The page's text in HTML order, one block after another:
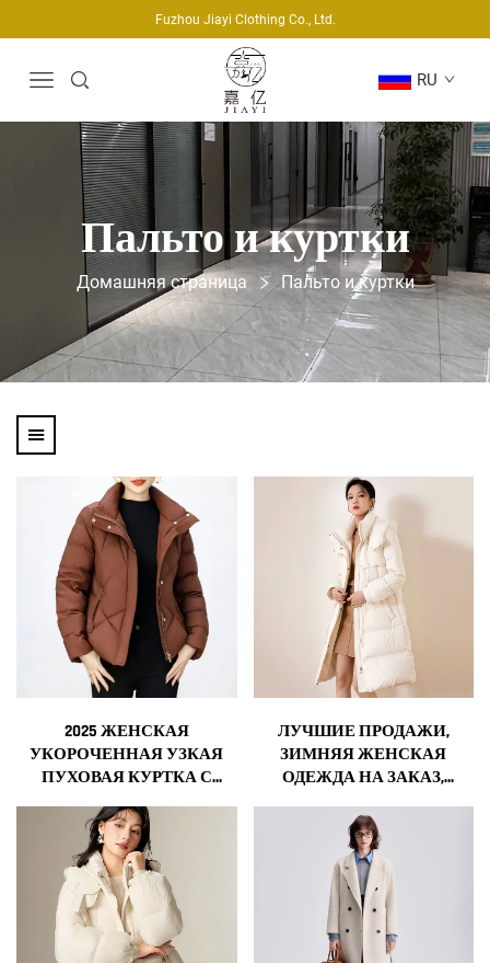
Fuzhou Jiayi Clothing Co., Ltd.
RU
Пальто и куртки
Домашняя страница Пальто и куртки
2025 ЖЕНСКАЯ
УКОРОЧЕННАЯ УЗКАЯ
ПУХОВАЯ КУРТКА С
РУКАВАМИ, ТЕПЛАЯ
БЕЛАЯ КУРТКА С
ПУХОВЫМ
УТЕПЛИТЕЛЕМ, НОВАЯ
МОДНАЯ ЗИМНЯЯ
МОДЕЛЬ
ЛУЧШИЕ ПРОДАЖИ,
ЗИМНЯЯ ЖЕНСКАЯ
ОДЕЖДА НА ЗАКАЗ,
ПУХОВИКИ, ДЛИННАЯ
ПУЗЫРЧАТАЯ ПУХОВАЯ
КУРТКА ДЛЯ ЖЕНЩИН